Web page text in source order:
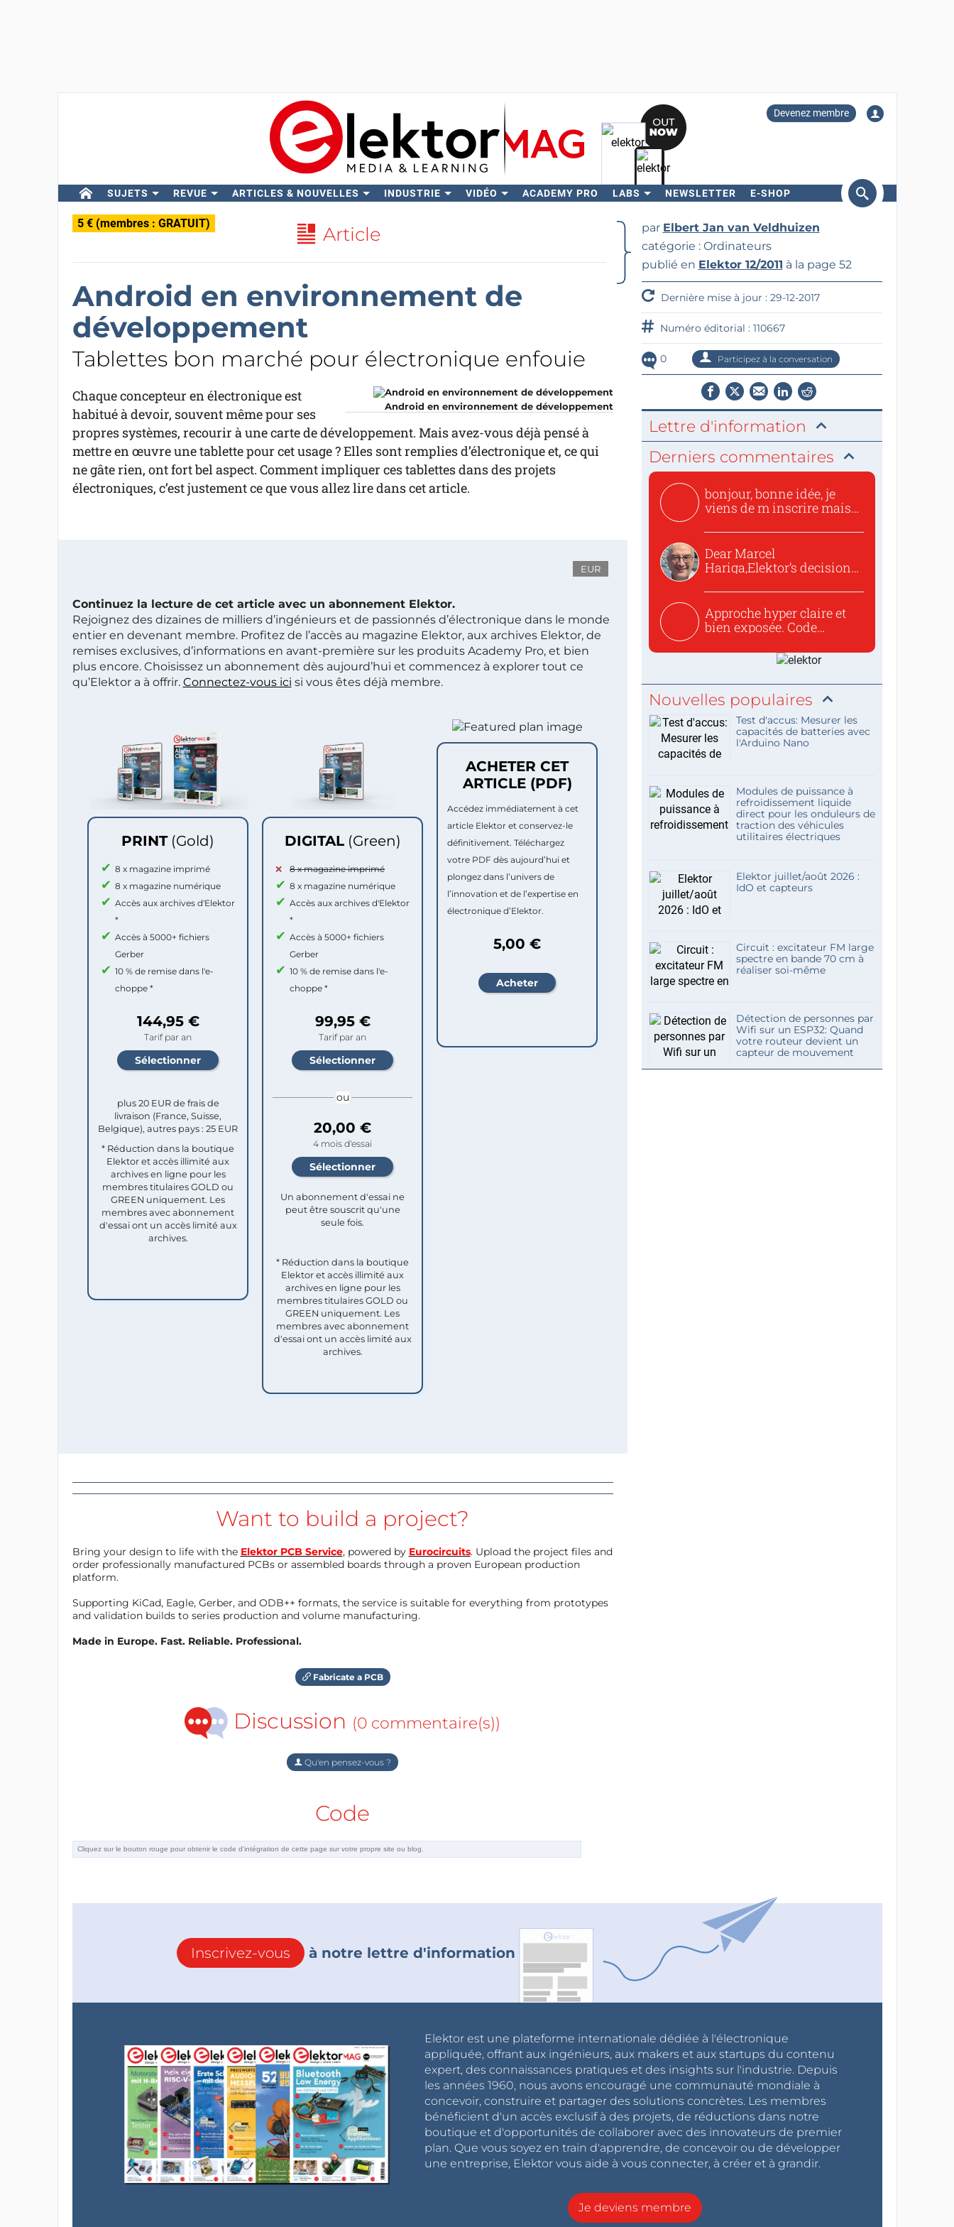
Devenez membre
SUJETS REVUE ARTICLES & NOUVELLES INDUSTRIE VIDÉO ACADEMY PRO LABS NEWSLETTER E-SHOP
Rechercher
5 € (membres : GRATUIT) Article
Android en environnement de
développement
Tablettes bon marché pour électronique enfouie
Android en environnement de développement
Chaque concepteur en électronique est
habitué à devoir, souvent même pour ses
propres systèmes, recourir à une carte de développement. Mais avez-vous déjà pensé à
mettre en œuvre une tablette pour cet usage ? Elles sont remplies d’électronique et, ce qui
ne gâte rien, ont fort bel aspect. Comment impliquer ces tablettes dans des projets
électroniques, c’est justement ce que vous allez lire dans cet article.
EUR
Continuez la lecture de cet article avec un abonnement Elektor.
Rejoignez des dizaines de milliers d’ingénieurs et de passionnés d’électronique dans le monde
entier en devenant membre. Profitez de l’accès au magazine Elektor, aux archives Elektor, de
remises exclusives, d’informations en avant-première sur les produits Academy Pro, et bien
plus encore. Choisissez un abonnement dès aujourd’hui et commencez à explorer tout ce
qu’Elektor a à offrir. Connectez-vous ici si vous êtes déjà membre.
PRINT (Gold)
8 x magazine imprimé
8 x magazine numérique
Accès aux archives d'Elektor
*
Accès à 5000+ fichiers
Gerber
10 % de remise dans l'e-
choppe *
144,95 €
Tarif par an
plus 20 EUR de frais de
livraison (France, Suisse,
Belgique), autres pays : 25 EUR
* Réduction dans la boutique
Elektor et accès illimité aux
archives en ligne pour les
membres titulaires GOLD ou
GREEN uniquement. Les
membres avec abonnement
d'essai ont un accès limité aux
archives.
DIGITAL (Green)
8 x magazine imprimé
8 x magazine numérique
Accès aux archives d'Elektor
*
Accès à 5000+ fichiers
Gerber
10 % de remise dans l'e-
choppe *
99,95 €
Tarif par an
ou
20,00 €
4 mois d'essai
Un abonnement d'essai ne
peut être souscrit qu'une
seule fois.​
* Réduction dans la boutique
Elektor et accès illimité aux
archives en ligne pour les
membres titulaires GOLD ou
GREEN uniquement. Les
membres avec abonnement
d'essai ont un accès limité aux
archives.
ACHETER CET
ARTICLE (PDF)
Accédez immédiatement à cet
article Elektor et conservez-le
définitivement. Téléchargez
votre PDF dès aujourd’hui et
plongez dans l’univers de
l’innovation et de l’expertise en
électronique d’Elektor.
5,00 €
Want to build a project?
Bring your design to life with the Elektor PCB Service, powered by Eurocircuits. Upload the project files and
order professionally manufactured PCBs or assembled boards through a proven European production
platform.
Supporting KiCad, Eagle, Gerber, and ODB++ formats, the service is suitable for everything from prototypes
and validation builds to series production and volume manufacturing.
Made in Europe. Fast. Reliable. Professional.
Fabricate a PCB
Discussion (0 commentaire(s))
Qu'en pensez-vous ?
Code
par Elbert Jan van Veldhuizen
catégorie : Ordinateurs
publié en Elektor 12/2011 à la page 52
Dernière mise à jour : 29-12-2017
Numéro éditorial : 110667
0 Participez à la conversation
Lettre d'information
Derniers commentaires
bonjour, bonne idée, je
viens de m inscrire mais
Dear Marcel
Hariga,Elektor’s decision
Approche hyper claire et
bien exposée. Code
Nouvelles populaires
Test d'accus: Mesurer les
capacités de batteries avec
l'Arduino Nano
Modules de puissance à
refroidissement liquide
direct pour les onduleurs de
traction des véhicules
utilitaires électriques
Elektor juillet/août 2026 :
IdO et capteurs
Circuit : excitateur FM large
spectre en bande 70 cm à
réaliser soi-même
Détection de personnes par
Wifi sur un ESP32: Quand
votre routeur devient un
capteur de mouvement
Inscrivez-vous à notre lettre d'information
Elektor est une plateforme internationale dédiée à l'électronique
appliquée, offrant aux ingénieurs, aux makers et aux startups du contenu
expert, des connaissances pratiques et des insights sur l'industrie. Depuis
les années 1960, nous avons encouragé une communauté mondiale à
concevoir, construire et partager des solutions concrètes. Les membres
bénéficient d'un accès exclusif à des projets, de réductions dans notre
boutique et d'opportunités de collaborer avec des innovateurs de premier
plan. Que vous soyez en train d'apprendre, de concevoir ou de développer
une entreprise, Elektor vous aide à vous connecter, à créer et à grandir.
Je deviens membre